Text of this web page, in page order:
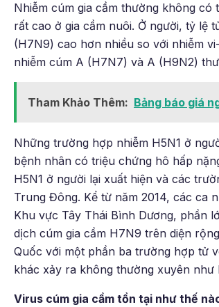
Nhiễm cúm gia cầm thường không
rất cao ở gia cầm nuôi. Ở người, tỷ lệ
(H7N9) cao hơn nhiều so với nhiễm
nhiễm cúm A (H7N7) và A (H9N2)
Tham Khảo Thêm: Bảng báo giá
Những trường hợp nhiễm H5N1 ở
bệnh nhân có triệu chứng hô hấp
H5N1 ở người lại xuất hiện và các
Trung Đông. Kể từ năm 2014, các ca
Khu vực Tây Thái Bình Dương, phần
dịch cúm gia cầm H7N9 trên diện
Quốc với một phần ba trường hợp tử
khác xảy ra không thường xuyên
Virus cúm gia cầm tồn tại như thế